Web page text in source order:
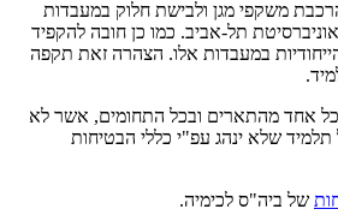
משקפי מגן ולבישת חלוק במעבדות
תל-אביב. כמו כן חובה להקפיד
במעבדות אלו. הצהרה זאת תקפה
בכל אחד מהתארים ובכל התחומים, אשר לא
שלא ינהג עפ"י כללי הבטיחות
של ביה"ס לכימיה.